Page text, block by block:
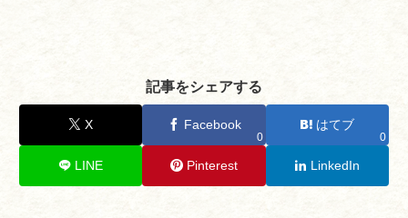
記事をシェアする
X Facebook
0
はてブ
0
LINE Pinterest LinkedIn